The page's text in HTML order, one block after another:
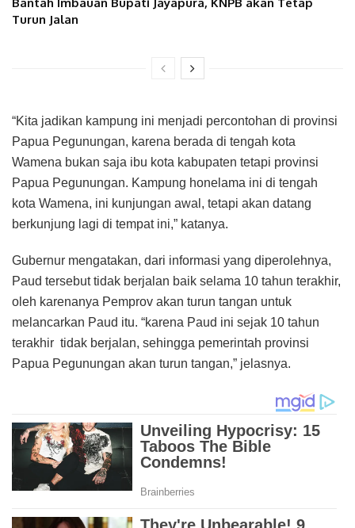
Turun Jalan
“Kita jadikan kampung ini menjadi percontohan di provinsi
Papua Pegunungan, karena berada di tengah kota
Wamena bukan saja ibu kota kabupaten tetapi provinsi
Papua Pegunungan. Kampung honelama ini di tengah
kota Wamena, ini kunjungan awal, tetapi akan datang
berkunjung lagi di tempat ini,” katanya.
Gubernur mengatakan, dari informasi yang diperolehnya,
Paud tersebut tidak berjalan baik selama 10 tahun terakhir,
oleh karenanya Pemprov akan turun tangan untuk
melancarkan Paud itu. “karena Paud ini sejak 10 tahun
terakhir tidak berjalan, sehingga pemerintah provinsi
Papua Pegunungan akan turun tangan,” jelasnya.